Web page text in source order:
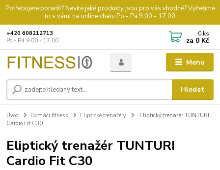
Potřebujete poradit? Nevíte jaké produkty jsou pro vás vhodné? Vyřešíme
to s vámi na online chatu Po - Pá 9.00 - 17.00
Menu
Hledat
+420 608212713
Po - Pá 9.00 - 17.00
0 ks
za 0 Kč
Úvod Domácí fitness Eliptické trenažéry
Eliptický trenažér TUNTURI
Cardio Fit C30
Eliptický trenažér TUNTURI
Cardio Fit C30